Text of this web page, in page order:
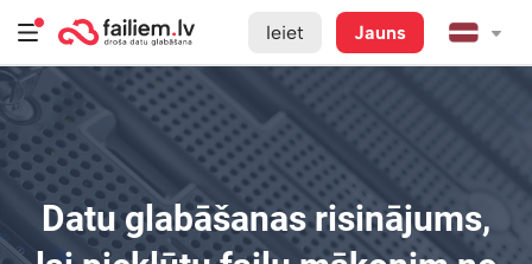
Ieiet Jauns
Datu glabāšanas risinājums,